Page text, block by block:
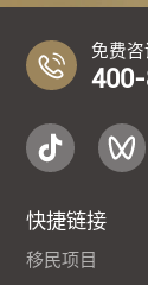
免费
快捷链接
移民项目